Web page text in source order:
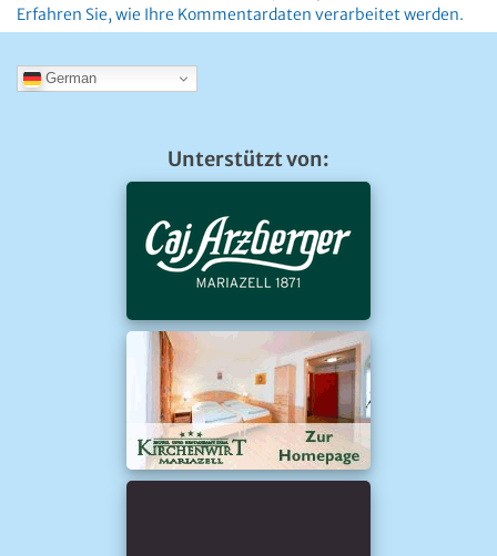
Erfahren Sie, wie Ihre Kommentardaten verarbeitet werden.
German
Unterstützt von: